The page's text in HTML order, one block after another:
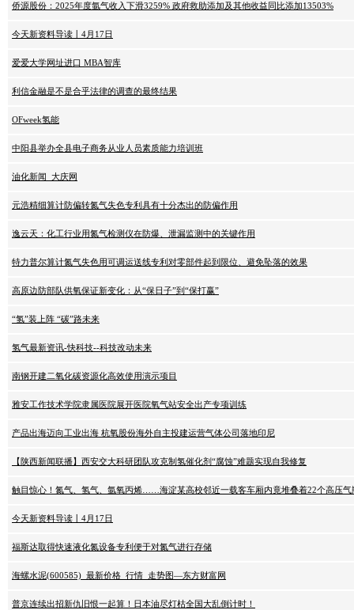
侨源股份：2025年度氩气收入下滑3259% 政府救助添加及其他收益同比添加13503%
今天新资料导读丨4月17日
爱爱大学网址进口 MBA智库
利信金融是不是合乎法律的调查的最终结果
OFweek氢能
中阳县举办全县电子商务从业人员素质能力培训班
油化新闻_大庆网
元浩精细算计防偏转氮气失色专利具有十分杰出的防偏作用
逸云天：化工行业用氮气检测仪在防爆、泄漏监测中的关键作用
特力普尔算计氮气失色用可调运送线专利对零部件起到限位、避免坠落的效果
高原边防部队供氧保证新变化：从“保日子”到“保打赢”
“氢”装上阵 “碳”路未来
氢气最新资讯-快科技--科技改动未来
南钢开建二氧化碳资源化高效使用演示项目
雅安工作技术学院隶属医院展开医院氧气站安全出产专项训练
产品出海迈向工业出海 杭氧股份海外自主投建运营气体公司落地印尼
【陕西新闻联播】西安交大科研团队攻克制氢催化剂“腐蚀”难题实现自我修复
触目惊心！氮气、氢气、氩氧丙烯……海淀某高校邻近一载客车厢内竟堆叠着22个高压气
今天新资料导读丨4月17日
福斯达取得快速液化氮设备专利便于对氮气进行存储
海螺水泥(600585)_最新价格_行情_走势图—东方财富网
普京连续出招新仇旧恨一起算！日本油尽灯枯全国大乱倒计时！